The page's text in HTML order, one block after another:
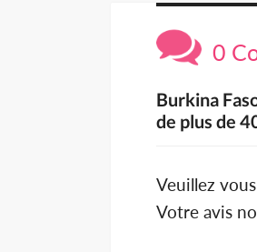
0
Burkina
de plus de
Veuillez
Votre avis